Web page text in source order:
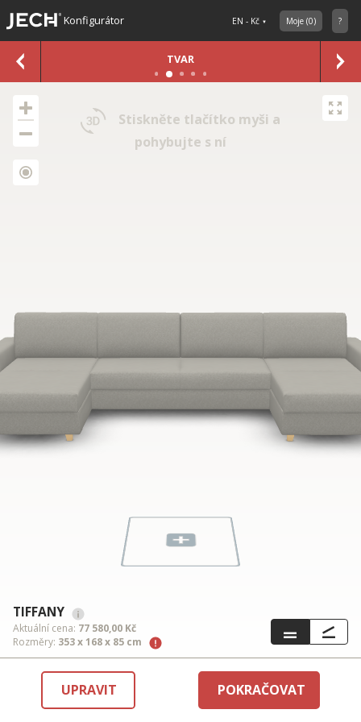
Konfigurátor EN - Kč Moje (0) ?
TVAR
TIFFANY
Aktuální cena: 77 580,00 Kč
Rozměry: 353 x 168 x 85 cm
Stiskněte tlačítko myši a
pohybujte s ní
UPRAVIT POKRAČOVAT